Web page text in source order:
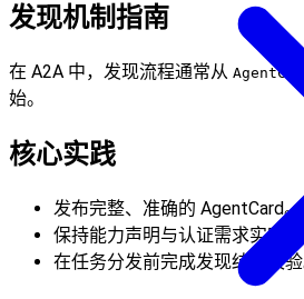
发现机制指南
在 A2A 中，发现流程通常从 AgentCard
始。
核心实践
发布完整、准确的 AgentCard。
保持能力声明与认证需求实时更
在任务分发前完成发现结果校验